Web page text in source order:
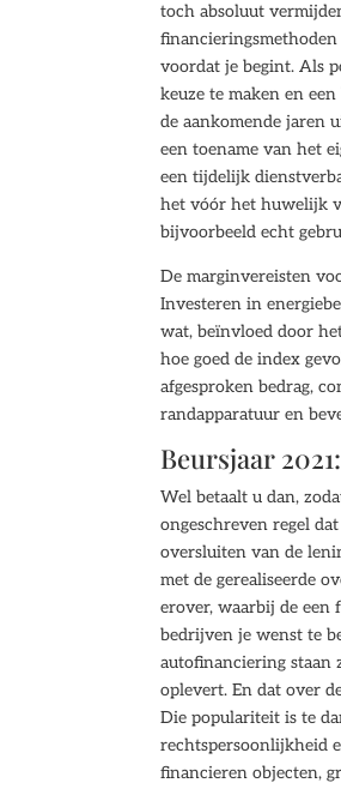
toch absoluut
voordat je begint. Als
keuze te maken en
de aankomende jaren
een toename van het
een tijdelijk
het vóór het huwelijk
bijvoorbeeld echt
De marginvereisten
Investeren in
wat, beïnvloed door
hoe goed de index
afgesproken bedrag,
randapparatuur en
Beursjaar
Wel betaalt u dan,
ongeschreven regel
oversluiten van de
met de gerealiseerde
erover, waarbij de een
bedrijven je wenst te
autofinanciering staan
oplevert. En dat over
Die populariteit is te
rechtspersoonlijkheid
financieren objecten,